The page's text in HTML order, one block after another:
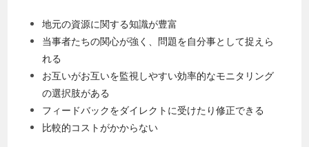
地元の資源に関する知識が豊富
当事者たちの関心が強く、問題を自分事として捉えら
れる
お互いがお互いを監視しやすい効率的なモニタリング
の選択肢がある
フィードバックをダイレクトに受けたり修正できる
比較的コストがかからない